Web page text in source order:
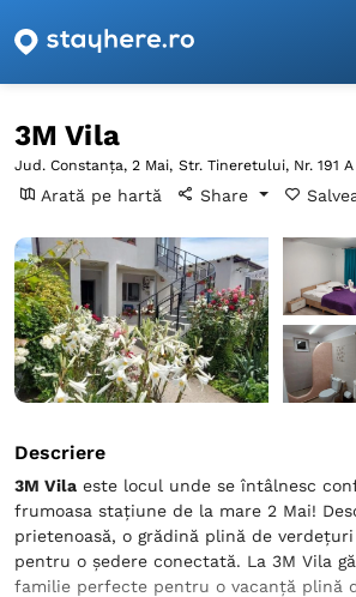
Pagina principală
3M Vila
Jud. Constanța, 2 Mai, Str. Tineretului, Nr. 191 A
Arată pe hartă Share
Descriere
3M Vila este locul unde se întâlnesc
frumoasa stațiune de la mare 2 Mai!
prietenoasă, o grădină plină de
pentru o ședere conectată. La 3M Vila
familie perfecte pentru o vacanță plină